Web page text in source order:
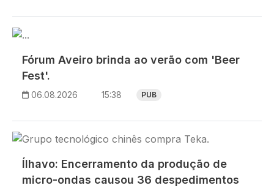
Imagem
Fórum Aveiro brinda ao verão com 'Beer
Fest'.
06.08.2026 15:38 PUB
Imagem
Ílhavo: Encerramento da produção de
micro-ondas causou 36 despedimentos